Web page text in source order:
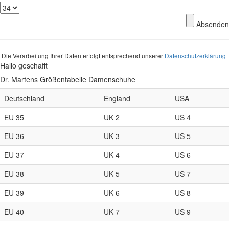
Absenden
Die Verarbeitung Ihrer Daten erfolgt entsprechend unserer Datenschutzerklärung
Hallo geschafft
Dr. Martens Größentabelle Damenschuhe
Deutschland
England
USA
EU 35
UK 2
US 4
EU 36
UK 3
US 5
EU 37
UK 4
US 6
EU 38
UK 5
US 7
EU 39
UK 6
US 8
EU 40
UK 7
US 9